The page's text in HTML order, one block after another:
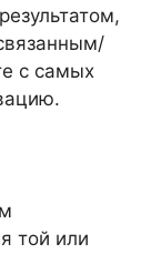
с самых
той или